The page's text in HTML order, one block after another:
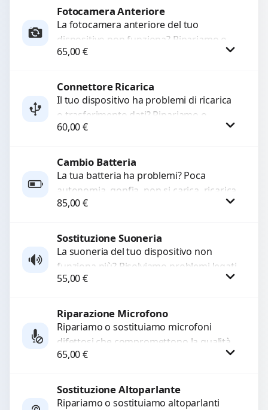
funzionante,... Procedi
Fotocamera Anteriore
La fotocamera anteriore del tuo
dispositivo non funziona? Ripariamo o
sostituiamo fotocamere guaste con
a...
65,00€
Procedi
Connettore Ricarica
Il tuo dispositivo ha problemi di ricarica
o trasferimento dati? Ripariamo o
sostituiamo connettori di ricarica guasti,
60,00€
Procedi
Cambio Batteria
La tua batteria ha problemi? Poca
autonomia, gonfia, non si carica, ricarica
lenta o cicli di ricarica esauriti?
85,00€
Procedi
Sostituzione Suoneria
La suoneria del tuo dispositivo non
funziona più? Risolviamo problemi legati
a moduli audio difettosi con interventi
55,00€
Procedi
Riparazione Microfono
Ripariamo o sostituiamo microfoni
difettosi che compromettono la qualità
audio delle registrazioni o delle
di...
65,00€
Procedi
Sostituzione Altoparlante
Ripariamo o sostituiamo altoparlanti